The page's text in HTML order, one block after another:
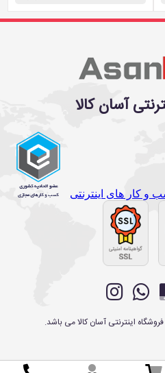
آسان کالا
فروشگاه اینترنتی آسان کالامی باشد.